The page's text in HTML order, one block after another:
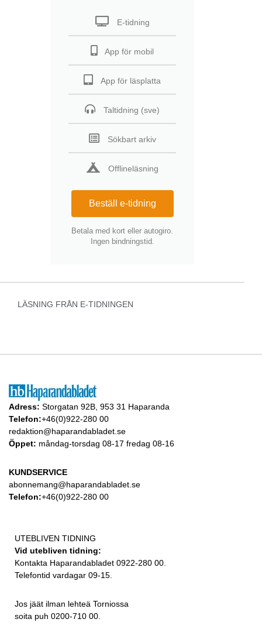
E-tidning
App för mobil
App för läsplatta
Taltidning (sve)
Sökbart arkiv
Offlineläsning
Beställ e-tidning
Betala med kort eller autogiro.
Ingen bindningstid.
LÄSNING FRÅN E-TIDNINGEN
Adress: Storgatan 92B, 953 31 Haparanda
Telefon:+46(0)922-280 00
redaktion@haparandabladet.se
Öppet: måndag-torsdag 08-17 fredag 08-16
KUNDSERVICE
abonnemang@haparandabladet.se
Telefon:+46(0)922-280 00
UTEBLIVEN TIDNING
Vid utebliven tidning:
Kontakta Haparandabladet 0922-280 00.
Telefontid vardagar 09-15.
Jos jäät ilman lehteä Torniossa
soita puh 0200-710 00.